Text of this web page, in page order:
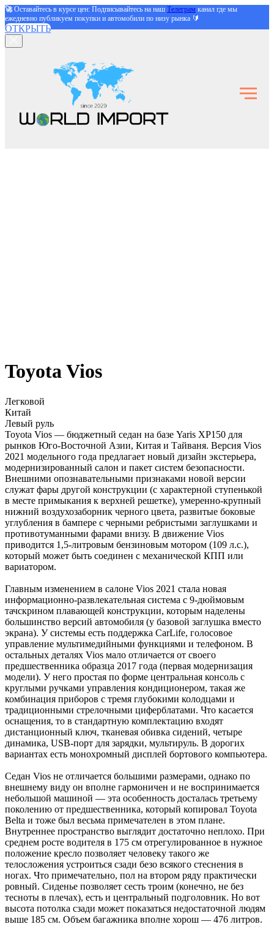
🚀Оставайтесь в курсе цен: Подписывайтесь на наш Телеграм канал где мы
ежедневно публикуем покупки и автомобили по низу рынка 🔰
ОТКРЫТЬ
Toyota Vios
Легковой
Китай
Левый руль
Toyota Vios — бюджетный седан на базе Yaris XP150 для
рынков Юго-Восточной Азии, Китая и Тайваня. Версия Vios
2021 модельного года предлагает новый дизайн экстерьера,
модернизированный салон и пакет систем безопасности.
Внешними опознавательными признаками новой версии
служат фары другой конструкции (с характерной ступенькой
в месте примыкания к верхней решетке), умеренно-крупный
нижний воздухозаборник черного цвета, развитые боковые
углубления в бампере с черными ребристыми заглушками и
противотуманными фарами внизу. В движение Vios
приводится 1,5-литровым бензиновым мотором (109 л.с.),
который может быть соединен с механической КПП или
вариатором.
Главным изменением в салоне Vios 2021 стала новая
информационно-развлекательная система с 9-дюймовым
тачскрином плавающей конструкции, которым наделены
большинство версий автомобиля (у базовой заглушка вместо
экрана). У системы есть поддержка CarLife, голосовое
управление мультимедийными функциями и телефоном. В
остальных деталях Vios мало отличается от своего
предшественника образца 2017 года (первая модернизация
модели). У него простая по форме центральная консоль с
круглыми ручками управления кондиционером, такая же
комбинация приборов с тремя глубокими колодцами и
традиционными стрелочными циферблатами. Что касается
оснащения, то в стандартную комплектацию входят
дистанционный ключ, тканевая обивка сидений, четыре
динамика, USB-порт для зарядки, мультируль. В дорогих
вариантах есть монохромный дисплей бортового компьютера.
Седан Vios не отличается большими размерами, однако по
внешнему виду он вполне гармоничен и не воспринимается
небольшой машиной — эта особенность досталась третьему
поколению от предшественника, который копировал Toyota
Belta и тоже был весьма примечателен в этом плане.
Внутреннее пространство выглядит достаточно неплохо. При
среднем росте водителя в 175 см отрегулированное в нужное
положение кресло позволяет человеку такого же
телосложения устроиться сзади безо всякого стеснения в
ногах. Что примечательно, пол на втором ряду практически
ровный. Сиденье позволяет сесть троим (конечно, не без
тесноты в плечах), есть и центральный подголовник. Но вот
высота потолка сзади может показаться недостаточной людям
выше 185 см. Объем багажника вполне хорош — 476 литров.